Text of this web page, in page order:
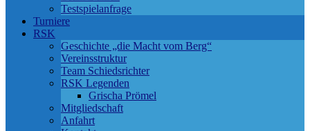
Testspielanfrage
Turniere
RSK
Geschichte „die Macht vom Berg“
Vereinsstruktur
Team Schiedsrichter
RSK Legenden
Grischa Prömel
Mitgliedschaft
Anfahrt